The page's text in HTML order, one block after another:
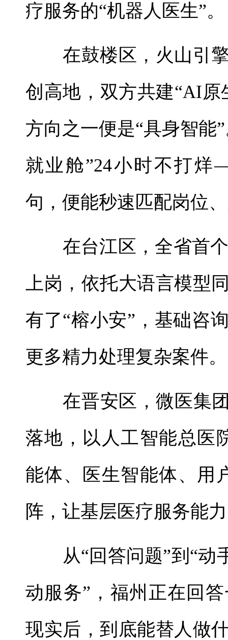
疗服务的“机器人医生”。
在鼓楼区，火山引擎
创高地，双方共建“AI
方向之一便是“具身智能
就业舱”24小时不打
句，便能秒速匹配岗位
在台江区，全省首个
上岗，依托大语言模型
有了“榕小安”，基础咨
更多精力处理复杂案件。
在晋安区，微医集团
落地，以人工智能总医
能体、医生智能体、用
阵，让基层医疗服务能
从“回答问题”到“动
动服务”，福州正在回
现实后，到底能替人做